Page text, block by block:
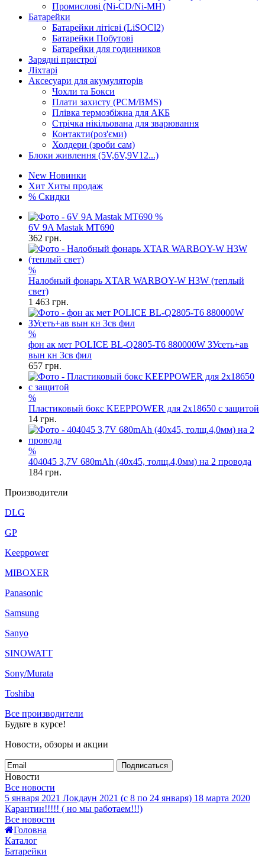
Промислові (Ni-CD/Ni-MH)
Батарейки
Батарейки літієві (LiSOCl2)
Батарейки Побутові
Батарейки для годинников
Зарядні пристрої
Ліхтарі
Аксесуари для акумуляторів
Чохли та Бокси
Плати захисту (PCM/BMS)
Плівка термозбіжна для АКБ
Стрічка нікільована для зварювання
Контакти(роз'єми)
Холдери (зроби сам)
Блоки живлення (5V,6V,9V12...)
New Новинки
Хит Хиты продаж
% Скидки
%
6V 9A Mastak MT690
362 грн.
%
Налобный фонарь XTAR WARBOY-W H3W (теплый
свет)
1 463 грн.
%
фон ак мет POLICE BL-Q2805-T6 880000W ЗУсеть+ав
вын кн 3св фил
657 грн.
%
Пластиковый бокс KEEPPOWER для 2x18650 с защитой
14 грн.
%
404045 3,7V 680mAh (40x45, толщ.4,0мм) на 2 провода
184 грн.
Производители
DLG
GP
Keeppower
MIBOXER
Panasonic
Samsung
Sanyo
SINOWATT
Sony/Murata
Toshiba
Все производители
Будьте в курсе!
Новости, обзоры и акции
Подписаться
Новости
Все новости
5 января 2021 Локдаун 2021 (с 8 по 24 января) 18 марта 2020
Карантин!!!!! ( но мы работаем!!!)
Все новости
Головна
Каталог
Батарейки